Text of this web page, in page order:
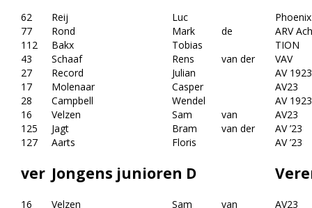
62 Reij Luc
Phoenix
77
Rond Mark de
ARV
112
Bakx Tobias
TION
43
Schaaf Rens van der
VAV
27
Record Julian
AV 1923
17
Molenaar Casper
AV23
28
Campbell Wendel
AV 1923
16
Velzen Sam van
AV23
125
Jagt Bram van der
AV ’23
127
Aarts Floris AV ’23
ver Jongens junioren D
16 Velzen Sam van
AV23